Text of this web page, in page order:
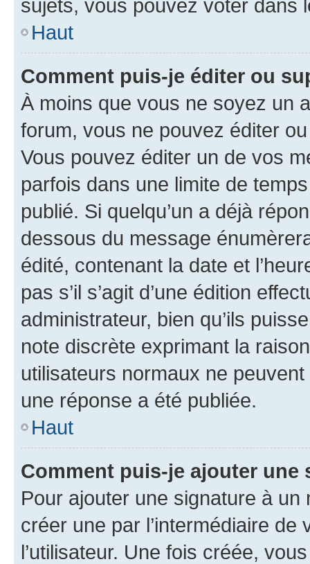
sujets, vous pouvez voter dans
Haut
Comment puis-je éditer ou
À moins que vous ne soyez un
forum, vous ne pouvez éditer
Vous pouvez éditer un de vos
parfois dans une limite de
publié. Si quelqu’un a déjà
dessous du message
édité, contenant la date et
pas s’il s’agit d’une édition
administrateur, bien qu’ils
note discrète exprimant la
utilisateurs normaux ne
une réponse a été publiée.
Haut
Comment puis-je ajouter une
Pour ajouter une signature à un
créer une par l’intermédiaire
l’utilisateur. Une fois créée,